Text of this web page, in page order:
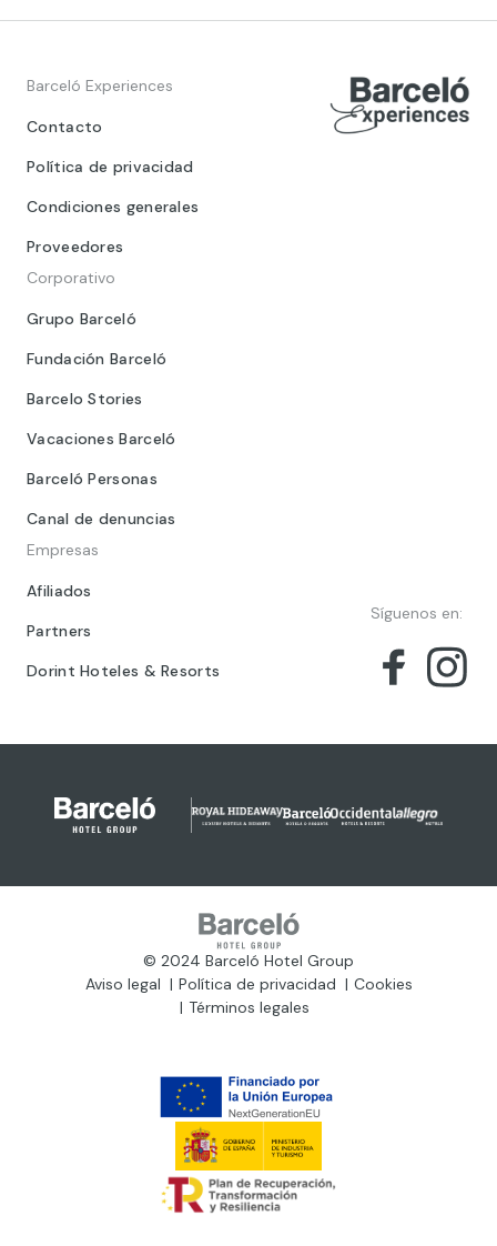
Barceló Experiences
Contacto
Política de privacidad
Condiciones generales
Proveedores
Corporativo
Grupo Barceló
Fundación Barceló
Barcelo Stories
Vacaciones Barceló
Barceló Personas
Canal de denuncias
Empresas
Afiliados
Partners
Dorint Hoteles & Resorts
Síguenos en:
© 2024 Barceló Hotel Group
Aviso legal
Política de privacidad
Cookies
Términos legales